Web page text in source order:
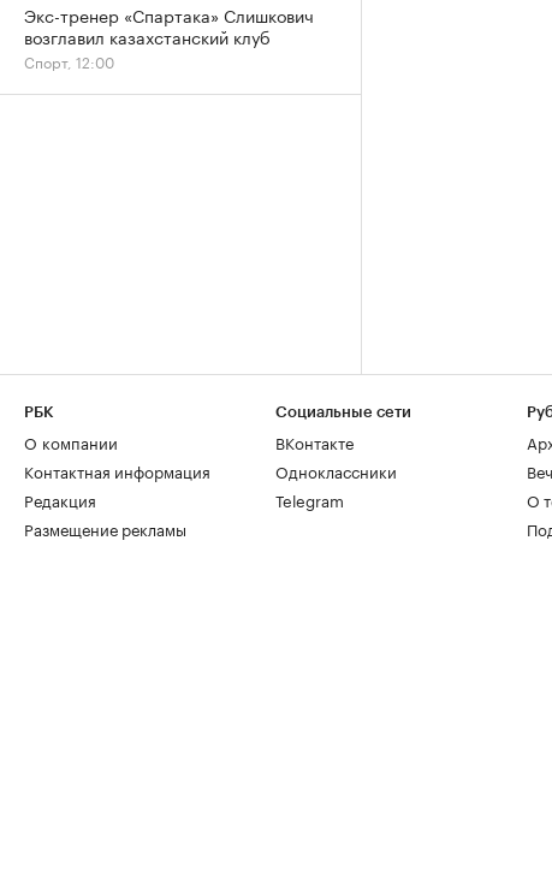
Экс-тренер «Спартака» Слишкович
возглавил казахстанский клуб
Спорт, 12:00
РБК
О компании
Контактная информация
Редакция
Размещение рекламы
Социальные сети
ВКонтакте
Одноклассники
Telegram
О